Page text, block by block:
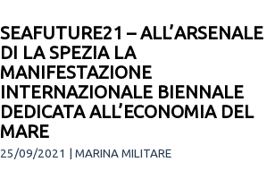
SEAFUTURE21 – ALL’ARSENALE
DI LA SPEZIA LA
MANIFESTAZIONE
INTERNAZIONALE BIENNALE
DEDICATA ALL’ECONOMIA DEL
MARE
25/09/2021 | MARINA MILITARE